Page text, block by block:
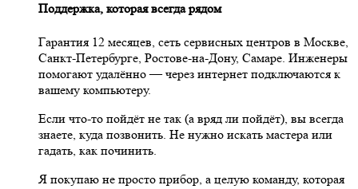
Поддержка, которая всегда рядом
Гарантия 12 месяцев, сеть сервисных центров в Москве,
Санкт-Петербурге, Ростове-на-Дону, Самаре. Инженеры
помогают удалённо — через интернет подключаются к
вашему компьютеру.
Если что-то пойдёт не так (а вряд ли пойдёт), вы всегда
знаете, куда позвонить. Не нужно искать мастера или
гадать, как починить.
Я покупаю не просто прибор, а целую команду, которая